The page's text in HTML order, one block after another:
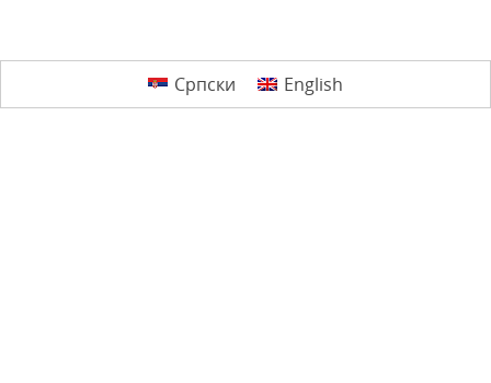
Српски English